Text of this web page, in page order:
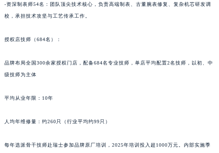
-资深制表师54名：团队顶尖技术核心，负责高端制表、古董腕表修复、复杂机芯研发调
校，承担技术攻坚与工艺传承工作。
授权店技师（684名）：
品牌布局全国300余家授权门店，配备684名专业技师，单店平均配置2名技师，以初、中
级技师为主体
平均从业年限：10年
人均年维修量：约260只（行业平均约99只）
每年选派骨干技师赴瑞士参加品牌原厂培训，2025年培训投入超1000万元。内部实施季